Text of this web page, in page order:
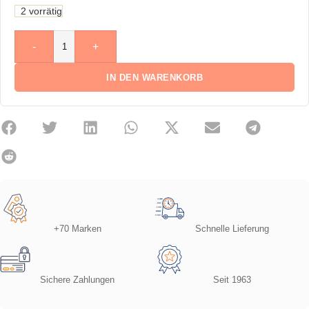
2 vorrätig
- +
IN DEN WARENKORB
+70 Marken Schnelle Lieferung
Sichere Zahlungen Seit 1963